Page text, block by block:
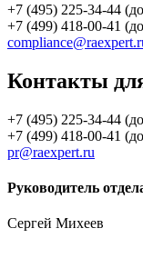
+7 (495) 225-34-44
+7 (499) 418-00-41
Контакты
+7 (495) 225-34-44
+7 (499) 418-00-41
pr@raexpert.ru
Руководитель
Сергей Михеев